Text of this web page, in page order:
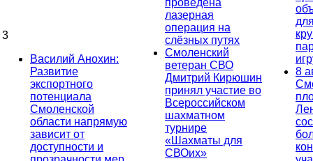
3
Василий Анохин:
Развитие
экспортного
потенциала
Смоленской
области напрямую
зависит от
доступности и
проведена
лазерная
операция на
слёзных путях
Смоленский
ветеран СВО
Дмитрий Кирюшин
принял участие во
Всероссийском
шахматном
турнире
«Шахматы для
СВОих»
8